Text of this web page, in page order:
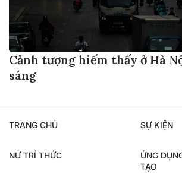
Cảnh tượng hiếm thấy ở Hà
sáng
TRANG CHỦ SỰ KIỆN
NỮ TRÍ THỨC
ỨNG
TẠO